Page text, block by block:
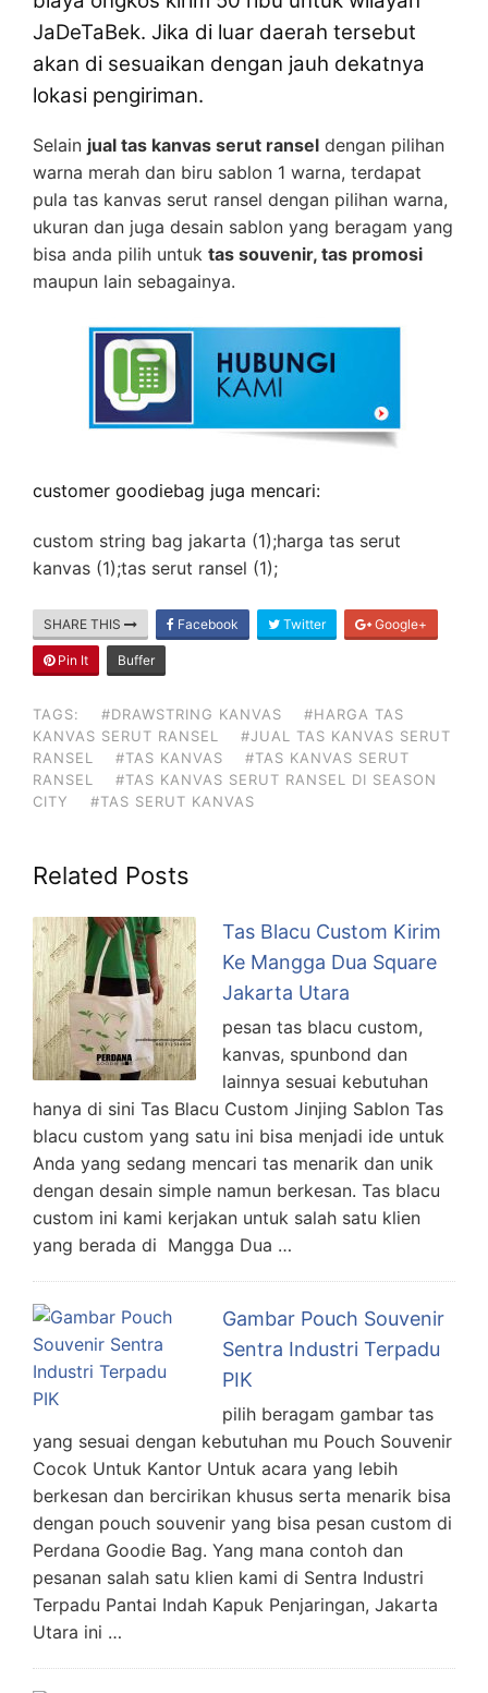
JaDeTaBek. Jika di luar daerah tersebut
akan di sesuaikan dengan jauh dekatnya
lokasi pengiriman.
Selain jual tas kanvas serut ransel dengan pilihan
warna merah dan biru sablon 1 warna, terdapat
pula tas kanvas serut ransel dengan pilihan warna,
ukuran dan juga desain sablon yang beragam yang
bisa anda pilih untuk tas souvenir, tas promosi
maupun lain sebagainya.
customer goodiebag juga mencari:
custom string bag jakarta (1);harga tas serut
kanvas (1);tas serut ransel (1);
SHARE THIS Facebook Twitter Google+
Pin It Buffer
TAGS: #DRAWSTRING KANVAS
#HARGA TAS
KANVAS SERUT RANSEL
#JUAL TAS KANVAS SERUT
RANSEL
#TAS KANVAS
#TAS KANVAS SERUT
RANSEL
#TAS KANVAS SERUT RANSEL DI SEASON
CITY
#TAS SERUT KANVAS
Related Posts
Tas Blacu Custom Kirim
Ke Mangga Dua Square
Jakarta Utara
pesan tas blacu custom,
kanvas, spunbond dan
lainnya sesuai kebutuhan
hanya di sini Tas Blacu Custom Jinjing Sablon Tas
blacu custom yang satu ini bisa menjadi ide untuk
Anda yang sedang mencari tas menarik dan unik
dengan desain simple namun berkesan. Tas blacu
custom ini kami kerjakan untuk salah satu klien
yang berada di Mangga Dua …
Gambar Pouch Souvenir
Sentra Industri Terpadu
PIK
pilih beragam gambar tas
yang sesuai dengan kebutuhan mu Pouch Souvenir
Cocok Untuk Kantor Untuk acara yang lebih
berkesan dan bercirikan khusus serta menarik bisa
dengan pouch souvenir yang bisa pesan custom di
Perdana Goodie Bag. Yang mana contoh dan
pesanan salah satu klien kami di Sentra Industri
Terpadu Pantai Indah Kapuk Penjaringan, Jakarta
Utara ini …